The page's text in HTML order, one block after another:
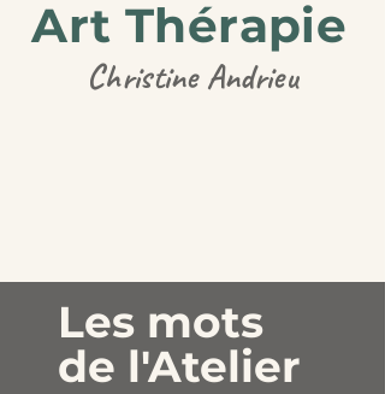
Christine Andrieu
Art Thérapie
Les mots
de l'Atelier